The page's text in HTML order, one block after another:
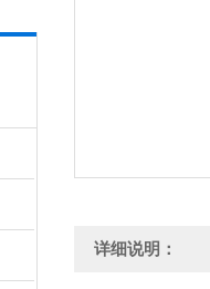
详细说明：